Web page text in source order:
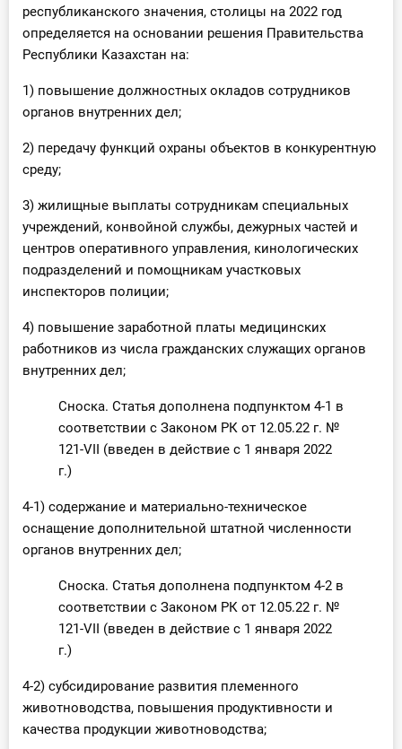
республиканского значения, столицы на 2022 год
определяется на основании решения Правительства
Республики Казахстан на:
1) повышение должностных окладов сотрудников
органов внутренних дел;
2) передачу функций охраны объектов в конкурентную
среду;
3) жилищные выплаты сотрудникам специальных
учреждений, конвойной службы, дежурных частей и
центров оперативного управления, кинологических
подразделений и помощникам участковых
инспекторов полиции;
4) повышение заработной платы медицинских
работников из числа гражданских служащих органов
внутренних дел;
Сноска. Статья дополнена подпунктом 4-1 в
соответствии с Законом РК от 12.05.22 г. №
121-VII (введен в действие с 1 января 2022
г.)
4-1) содержание и материально-техническое
оснащение дополнительной штатной численности
органов внутренних дел;
Сноска. Статья дополнена подпунктом 4-2 в
соответствии с Законом РК от 12.05.22 г. №
121-VII (введен в действие с 1 января 2022
г.)
4-2) субсидирование развития племенного
животноводства, повышения продуктивности и
качества продукции животноводства;